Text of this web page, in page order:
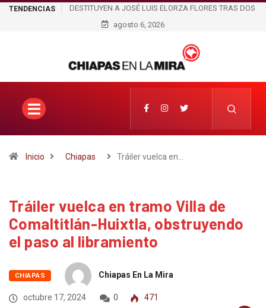
TENDENCIAS
DESTITUYEN A JOSÉ LUIS ELORZA FLORES TRAS DOS
DÍAS DE PROTESTA EN BIENESTAR DE TAPACHULA
agosto 6, 2026
Inicio Chiapas Tráiler vuelca en…
Tráiler vuelca en tramo Villa de
Comaltitlán-Huixtla, obstruyendo
el paso al libramiento
CHIAPAS Chiapas En La Mira
octubre 17, 2024 0
471